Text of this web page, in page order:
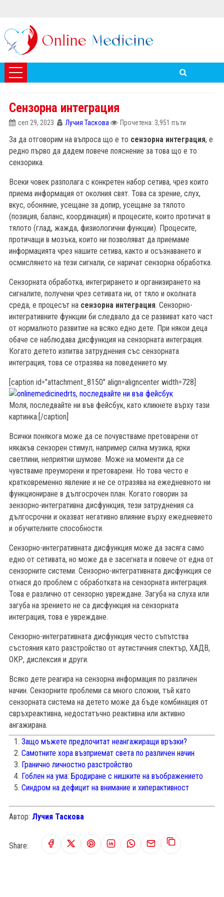
Сензорна интеграция
сеп 29, 2023 Лучия Таскова Прочетена: 3,951 пъти
За да отговорим на въпроса що е то сензорна интеграция, е
редно първо да дадем повече пояснение за това що е то
сензорика.
Всеки човек разполага с конкретен набор сетива, чрез които
приема информация от околния свят. Това са зрение, слух,
вкус, обоняние, усещане за допир, усещане за тялото
(позиция, баланс, координация) и процесите, които протичат в
тялото (глад, жажда, физиологични функции). Процесите,
протичащи в мозъка, които ни позволяват да приемаме
информацията чрез нашите сетива, както и осъзнаването и
осмислянето на тези сигнали, се наричат сензорна обработка.
Сензорната обработка, интегрирането и организирането на
сигналите, получени чрез сетивата ни, от тяло и околната
среда, е процесът на сензорна интеграция. Сензорно-
интегративните функции би следвало да се развиват като част
от нормалното развитие на всяко едно дете. При някои деца
обаче се наблюдава дисфункция на сензорната интеграция.
Когато детето изпитва затруднения със сензорната
интеграция, това се отразява на поведението му.
[caption id="attachment_8150" align=aligncenter width=728]
Моля, последвайте ни във фейсбук, като кликнете върху тази
картинка.[/caption]
Всички понякога може да се почувстваме претоварени от
някакъв сензорен стимул, например силна музика, ярки
светлини, неприятни шумове. Може на моменти да се
чувстваме преуморени и претоварени. Но това често е
кратковременно явление и не се отразява на ежедневното ни
функциониране в дългосрочен план. Когато говорин за
зензорно-интегративна дисфункция, тези затруднения са
дългосрочни и оказват негативно влияние върху ежедневието
и обучителните способности.
Сензорно-интегративната дисфункция може да засяга само
едно от сетивата, но може да е засегната и повече от една от
сензорните системи. Сензорно-интегративната дисфункция се
отнася до проблем с обработката на сензорната интеграция.
Това е различно от сензорно увреждане. Загуба на слуха или
загуба на зрението не са дисфункция на сензорната
интеграция, това е увреждане.
Сензорно-интегративната дисфункция често съпътства
състояния като разстройство от аутистичния спектър, ХАДВ,
ОКР, дислексия и други.
Всяко дете реагира на сензорна информация по различен
начин. Сензорните проблеми са много сложни, тъй като
сензорната система на детето може да бъде комбинация от
свръхреактивна, недостатъчно реактивна или активно
ангажирана.
Защо мъжете предпочитат неангажиращи връзки?
Самотните хора възприемат света по различен начин
Гранично личностно разстройство
Гоблен на ума: Бродиране с нишките на въображението
Синдром на дефицит на внимание и хиперактивност
Автор: Лучия Таскова
Share: